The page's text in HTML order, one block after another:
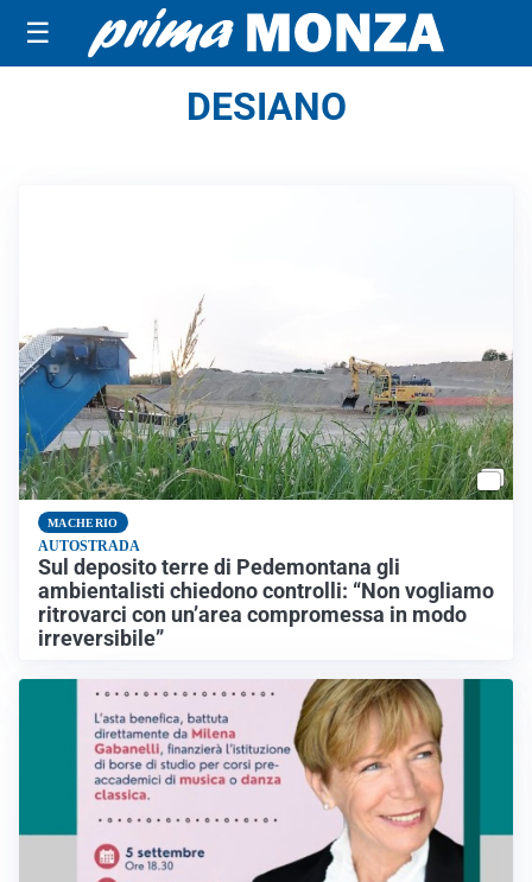
☰
DESIANO
MACHERIO
AUTOSTRADA
Sul deposito terre di Pedemontana gli
ambientalisti chiedono controlli: “Non vogliamo
ritrovarci con un’area compromessa in modo
irreversibile”